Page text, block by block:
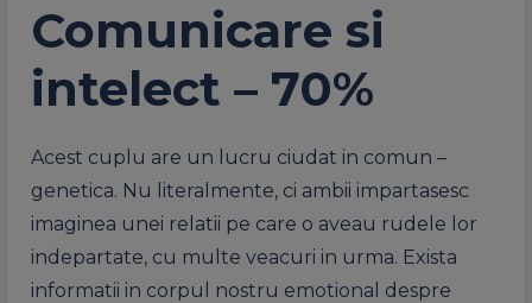
Comunicare si
intelect – 70%
Acest cuplu are un lucru ciudat in comun –
genetica. Nu literalmente, ci ambii impartasesc
imaginea unei relatii pe care o aveau rudele lor
indepartate, cu multe veacuri in urma. Exista
informatii in corpul nostru emotional despre